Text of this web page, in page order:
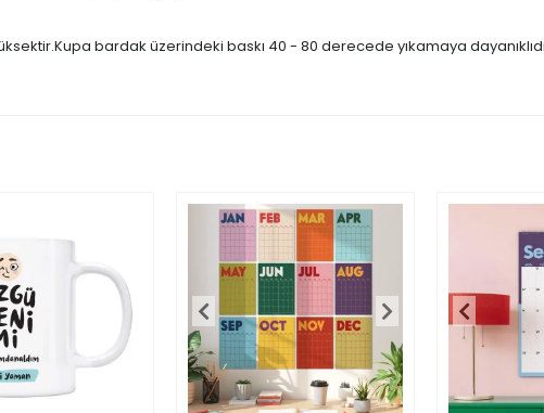
bardak üzerindeki baskı 40 - 80 derecede yıkamaya